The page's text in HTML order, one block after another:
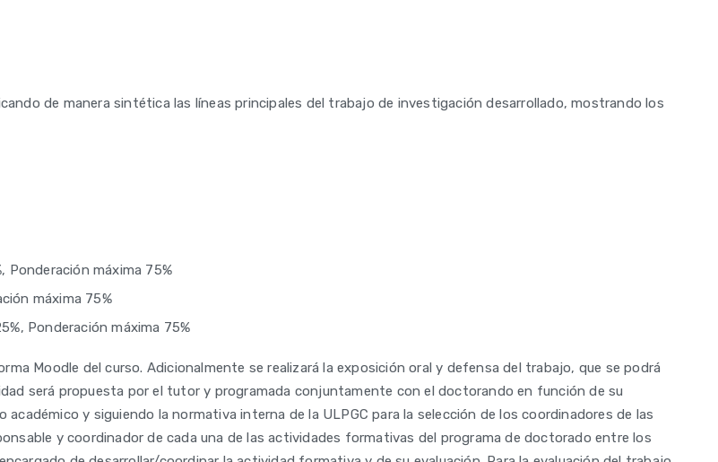
de manera sintética las líneas principales del trabajo de investigación desarrollado, mostrando los
Ponderación máxima 75%
máxima 75%
Ponderación máxima 75%
Moodle del curso. Adicionalmente se realizará la exposición oral y defensa del trabajo, que se podrá
será propuesta por el tutor y programada conjuntamente con el doctorando en función de su
y siguiendo la normativa interna de la ULPGC para la selección de los coordinadores de las
y coordinador de cada una de las actividades formativas del programa de doctorado entre los